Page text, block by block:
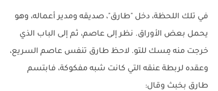
في تلك اللحظة، دخل "طارق"، صديقه ومدير أعماله، وهو
يحمل بعض الأوراق. نظر إلى عاصم، ثم إلى الباب الذي
خرجت منه مِسك للتو. لاحظ طارق تنفس عاصم السريع،
وعقده لربطة عنقه التي كانت شبه مفكوكة، فابتسم
طارق بخبث وقال: